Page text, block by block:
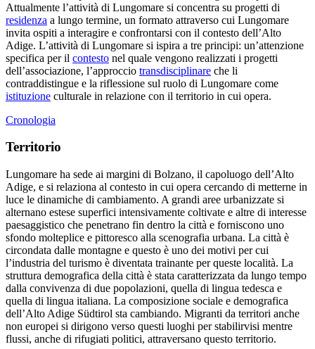
Attualmente l’attività di Lungomare si concentra su progetti di
residenza a lungo termine, un formato attraverso cui Lungomare
invita ospiti a interagire e confrontarsi con il contesto dell’Alto
Adige. L’attività di Lungomare si ispira a tre principi: un’attenzione
specifica per il contesto nel quale vengono realizzati i progetti
dell’associazione, l’approccio transdisciplinare che li
contraddistingue e la riflessione sul ruolo di Lungomare come
istituzione culturale in relazione con il territorio in cui opera.
Cronologia
Territorio
Lungomare ha sede ai margini di Bolzano, il capoluogo dell’Alto
Adige, e si relaziona al contesto in cui opera cercando di metterne in
luce le dinamiche di cambiamento. A grandi aree urbanizzate si
alternano estese superfici intensivamente coltivate e altre di interesse
paesaggistico che penetrano fin dentro la città e forniscono uno
sfondo molteplice e pittoresco alla scenografia urbana. La città è
circondata dalle montagne e questo è uno dei motivi per cui
l’industria del turismo è diventata trainante per queste località. La
struttura demografica della città è stata caratterizzata da lungo tempo
dalla convivenza di due popolazioni, quella di lingua tedesca e
quella di lingua italiana. La composizione sociale e demografica
dell’Alto Adige Südtirol sta cambiando. Migranti da territori anche
non europei si dirigono verso questi luoghi per stabilirvisi mentre
flussi, anche di rifugiati politici, attraversano questo territorio.